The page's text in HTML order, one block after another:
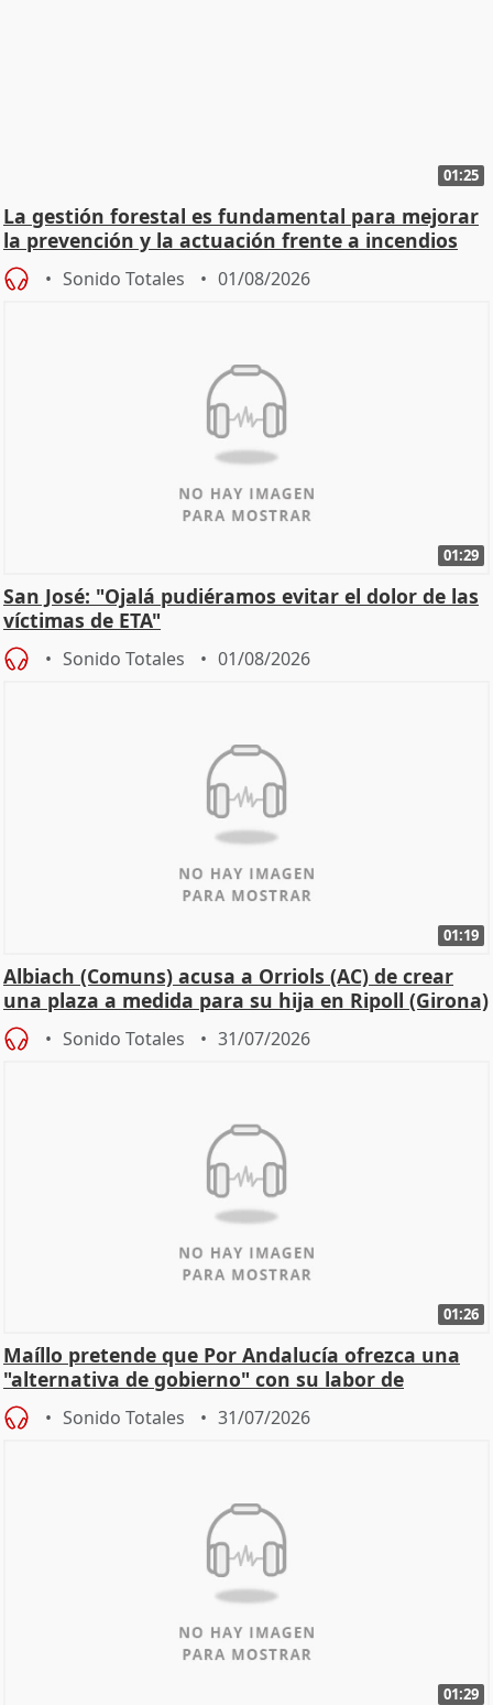
01:25
La gestión forestal es fundamental para mejorar
la prevención y la actuación frente a incendios
Sonido Totales 01/08/2026
01:29
San José: "Ojalá pudiéramos evitar el dolor de las
víctimas de ETA"
Sonido Totales 01/08/2026
01:19
Albiach (Comuns) acusa a Orriols (AC) de crear
una plaza a medida para su hija en Ripoll (Girona)
Sonido Totales 31/07/2026
01:26
Maíllo pretende que Por Andalucía ofrezca una
"alternativa de gobierno" con su labor de
oposición
Sonido Totales 31/07/2026
01:29